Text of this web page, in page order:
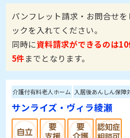
パンフレット請求・お問合せ
ックを入れてください。
同時に資料請求ができるのは
5件までとなります。
介護付有料老人ホーム 入居後あんしん保障
サンライズ・ヴィラ綾瀬